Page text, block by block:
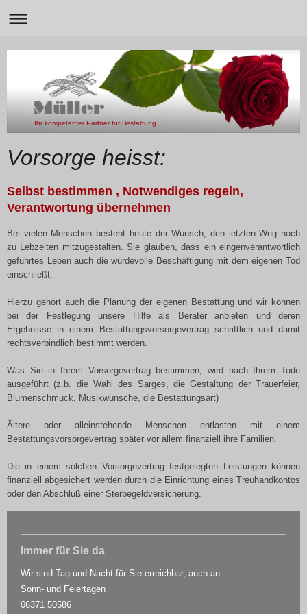
Ihr kompetenter Partner für Bestattung
Vorsorge heisst:
Selbst bestimmen , Notwendiges regeln,
Verantwortung übernehmen
Bei vielen Menschen besteht heute der Wunsch, den letzten Weg noch
zu Lebzeiten mitzugestalten. Sie glauben, dass ein eingenverantwortlich
geführtes Leben auch die würdevolle Beschäftigung mit dem eigenen Tod
einschließt.
Hierzu gehört auch die Planung der eigenen Bestattung und wir können
bei der Festlegung unsere Hilfe als Berater anbieten und deren
Ergebnisse in einem Bestattungsvorsorgevertrag schriftlich und damit
rechtsverbindlich bestimmt werden.
Was Sie in Ihrem Vorsorgevertrag bestimmen, wird nach Ihrem Tode
ausgeführt (z.b. die Wahl des Sarges, die Gestaltung der Trauerfeier,
Blumenschmuck, Musikwünsche, die Bestattungsart)
Ältere oder alleinstehende Menschen entlasten mit einem
Bestattungsvorsorgevertrag später vor allem finanziell ihre Familien.
Die in einem solchen Vorsorgevertrag festgelegten Leistungen können
finanziell abgesichert werden durch die Einrichtung eines Treuhandkontos
oder den Abschluß einer Sterbegeldversicherung.
Immer für Sie da
Wir sind Tag und Nacht für Sie erreichbar, auch an
Sonn- und Feiertagen
06371 50586